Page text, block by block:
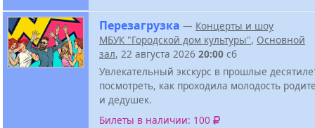
Перезагрузка — Концерты и шоу
МБУК "Городской дом культуры", Основной
зал, 22 августа 2026 20:00 сб
Увлекательный экскурс в прошлые
посмотреть, как проходила молодость
и дедушек.
Билеты в наличии: 100